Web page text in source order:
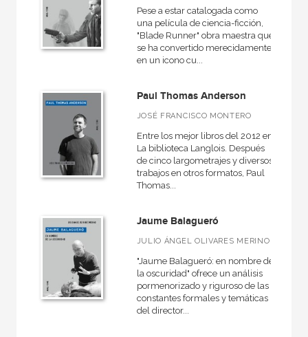
Pese a estar catalogada como
una película de ciencia-ficción,
"Blade Runner" obra maestra que
se ha convertido merecidamente
en un icono cu...
Paul Thomas Anderson
JOSÉ FRANCISCO MONTERO
Entre los mejor libros del 2012 en
La biblioteca Langlois. Después
de cinco largometrajes y diversos
trabajos en otros formatos, Paul
Thomas...
Jaume Balagueró
JULIO ÁNGEL OLIVARES MERINO
"Jaume Balagueró: en nombre de
la oscuridad" ofrece un análisis
pormenorizado y riguroso de las
constantes formales y temáticas
del director...